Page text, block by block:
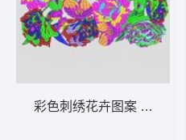
德州监狱牛仔节徽章 帽 斗牛 骑马彩色刺绣花卉图案 包包花